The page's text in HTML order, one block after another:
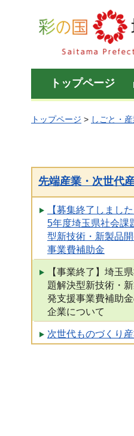
彩の国 埼玉県
トップページ
トップページ > しごと・
先端産業・次世代
【募集終了しまし
5年度埼玉県社会課
型新技術・新製品
事業費補助金
【事業終了】埼玉
題解決型新技術・
発支援事業費補助
企業について
次世代ものづくり